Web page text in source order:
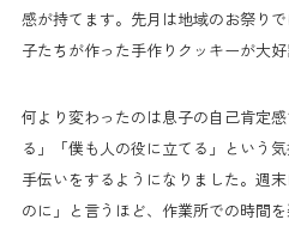
感が持てます。先月は地域のお祭り
子たちが作った手作りクッキーが大好
何より変わったのは息子の自己肯定
る」「僕も人の役に立てる」という
手伝いをするようになりました。週
のに」と言うほど、作業所での時間を